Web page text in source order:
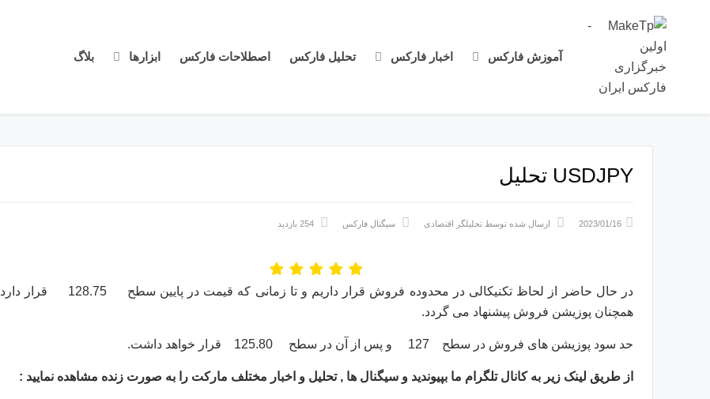
آموزش فارکس اخبار فارکس تحلیل فارکس اصطلاحات فارکس ابزارها بلاگ
USDJPY تحلیل
2023/01/16 ارسال شده توسط تحلیلگر اقتصادی سیگنال فارکس
در حال حاضر از لحاظ تکنیکالی در محدوده فروش قرار داریم و تا زمانی که قیمت در پایین سطح 128.75 قرار دارد
همچنان پوزیشن فروش پیشنهاد می گردد.
حد سود پوزیشن های فروش در سطح 127 و پس از آن در سطح 125.80 قرار خواهد داشت.
از طریق لینک زیر به کانال تلگرام ما بپیوندید و سیگنال ها , تحلیل و اخبار مختلف مارکت را به صورت زنده مشاهده نمایید :